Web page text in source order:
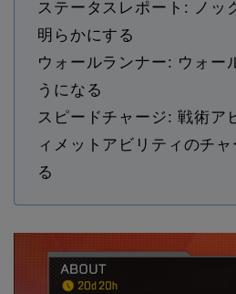
ステータスレポート: ノッ
明らかにする
ウォールランナー: ウォー
うになる
スピードチャージ: 戦術ア
ィメットアビリティのチ
る